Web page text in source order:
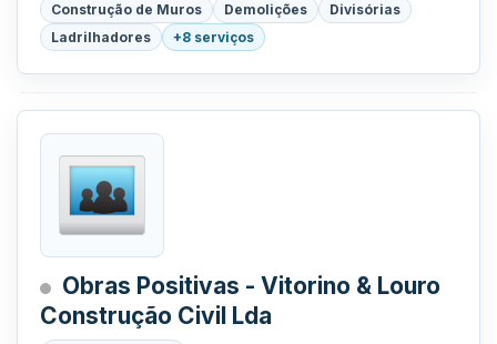
Construção de Muros
Demolições
Divisórias
Ladrilhadores
+8 serviços
Obras Positivas - Vitorino & Louro
Construção Civil Lda